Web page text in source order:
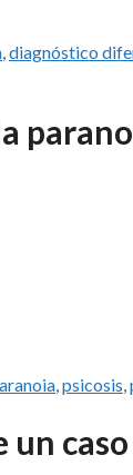
diagnóstico
psicosis
un caso